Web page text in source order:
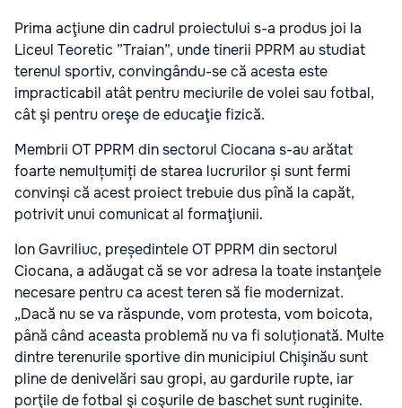
Prima acţiune din cadrul proiectului s-a produs joi la
Liceul Teoretic ”Traian”, unde tinerii PPRM au studiat
terenul sportiv, convingându-se că acesta este
impracticabil atât pentru meciurile de volei sau fotbal,
cât şi pentru oreşe de educaţie fizică.
Membrii OT PPRM din sectorul Ciocana s-au arătat
foarte nemulțumiți de starea lucrurilor și sunt fermi
convinși că acest proiect trebuie dus pînă la capăt,
potrivit unui comunicat al formaţiunii.
Ion Gavriliuc, președintele OT PPRM din sectorul
Ciocana, a adăugat că se vor adresa la toate instanţele
necesare pentru ca acest teren să fie modernizat.
„Dacă nu se va răspunde, vom protesta, vom boicota,
până când aceasta problemă nu va fi soluționată. Multe
dintre terenurile sportive din municipiul Chişinău sunt
pline de denivelări sau gropi, au gardurile rupte, iar
porţile de fotbal şi coşurile de baschet sunt ruginite.